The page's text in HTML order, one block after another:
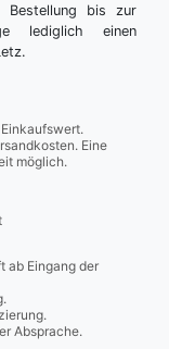
Bestellung bis zur
lediglich einen
Eine
möglich.
ab Eingang der
Absprache.